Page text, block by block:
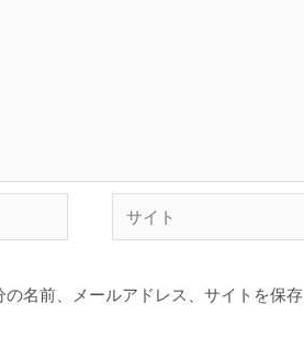
名前、メールアドレス、サイトを保存